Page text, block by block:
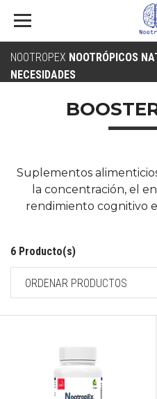
NOOTROPEX NOOTRÓPICOS
NECESIDADES
Suplementos
la concentración, el
rendimiento cognitivo
6 Producto(s)
ORDENAR PRODUCTOS